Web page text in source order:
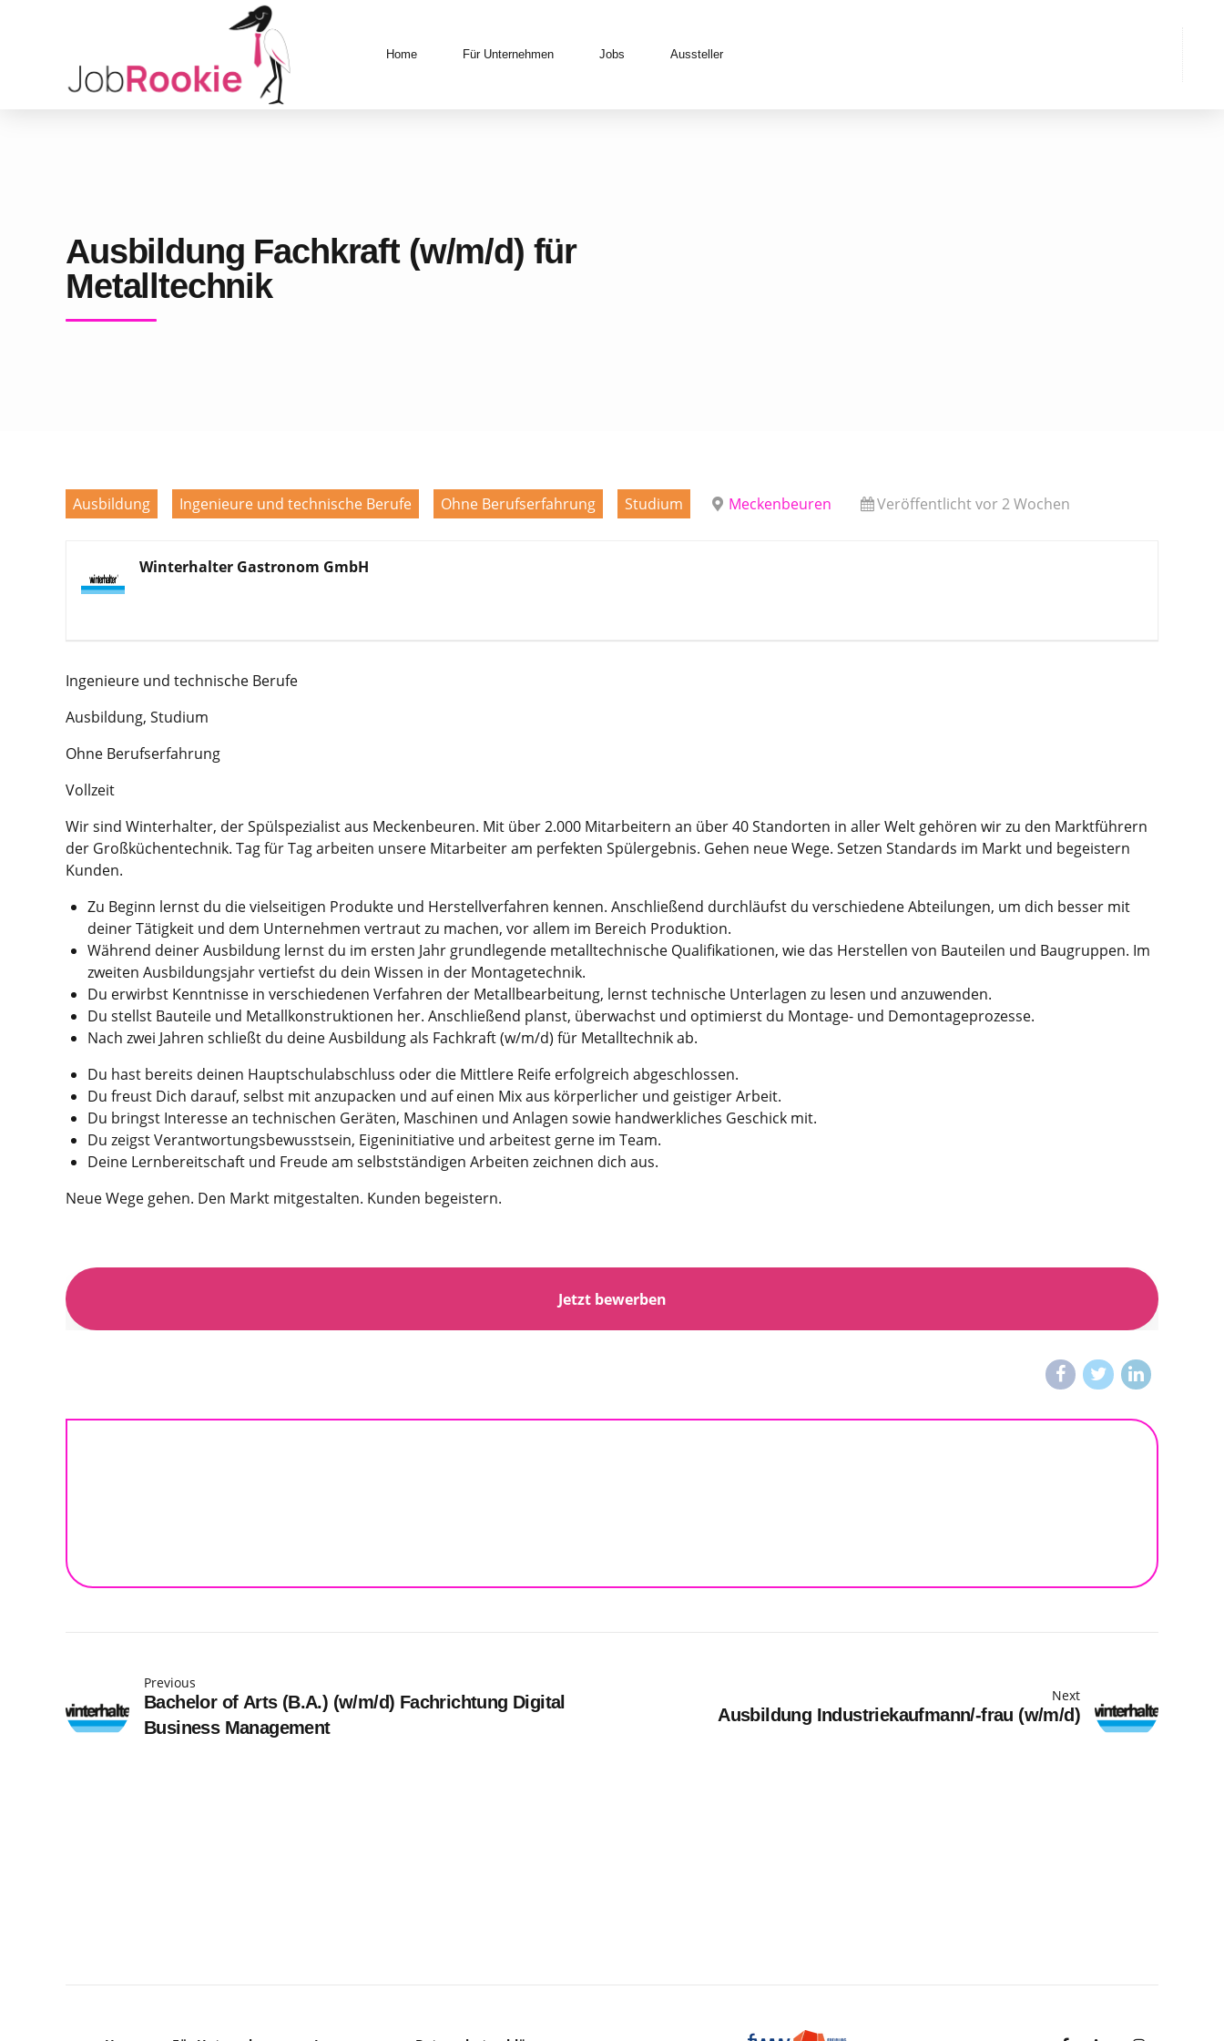
Home Für Unternehmen Jobs Aussteller
Ausbildung Fachkraft (w/m/d) für
Metalltechnik
Ausbildung Ingenieure und technische Berufe Ohne Berufserfahrung Studium Meckenbeuren Veröffentlicht vor 2 Wochen
Winterhalter Gastronom GmbH
Ingenieure und technische Berufe
Ausbildung, Studium
Ohne Berufserfahrung
Vollzeit
Wir sind Winterhalter, der Spülspezialist aus Meckenbeuren. Mit über 2.000 Mitarbeitern an über 40 Standorten in aller Welt gehören wir zu den Marktführern
der Großküchentechnik. Tag für Tag arbeiten unsere Mitarbeiter am perfekten Spülergebnis. Gehen neue Wege. Setzen Standards im Markt und begeistern
Kunden.
Zu Beginn lernst du die vielseitigen Produkte und Herstellverfahren kennen. Anschließend durchläufst du verschiedene Abteilungen, um dich besser mit
deiner Tätigkeit und dem Unternehmen vertraut zu machen, vor allem im Bereich Produktion.
Während deiner Ausbildung lernst du im ersten Jahr grundlegende metalltechnische Qualifikationen, wie das Herstellen von Bauteilen und Baugruppen. Im
zweiten Ausbildungsjahr vertiefst du dein Wissen in der Montagetechnik.
Du erwirbst Kenntnisse in verschiedenen Verfahren der Metallbearbeitung, lernst technische Unterlagen zu lesen und anzuwenden.
Du stellst Bauteile und Metallkonstruktionen her. Anschließend planst, überwachst und optimierst du Montage- und Demontageprozesse.
Nach zwei Jahren schließt du deine Ausbildung als Fachkraft (w/m/d) für Metalltechnik ab.
Du hast bereits deinen Hauptschulabschluss oder die Mittlere Reife erfolgreich abgeschlossen.
Du freust Dich darauf, selbst mit anzupacken und auf einen Mix aus körperlicher und geistiger Arbeit.
Du bringst Interesse an technischen Geräten, Maschinen und Anlagen sowie handwerkliches Geschick mit.
Du zeigst Verantwortungsbewusstsein, Eigeninitiative und arbeitest gerne im Team.
Deine Lernbereitschaft und Freude am selbstständigen Arbeiten zeichnen dich aus.
Neue Wege gehen. Den Markt mitgestalten. Kunden begeistern.
Previous
Bachelor of Arts (B.A.) (w/m/d) Fachrichtung Digital
Business Management
Next
Ausbildung Industriekaufmann/-frau (w/m/d)